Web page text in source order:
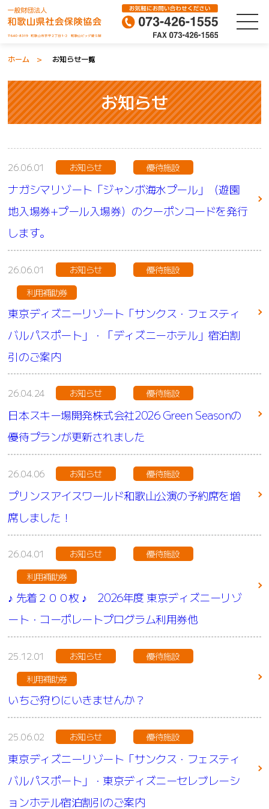
ホーム お知らせ一覧
お知らせ
26.06.01 お知らせ 優待施設
ナガシマリゾート「ジャンボ海水プール」（遊園
地入場券+プール入場券）のクーポンコードを発行
します。
26.06.01 お知らせ
優待施設
利用補助券
東京ディズニーリゾート「サンクス・フェスティ
バルパスポート」・「ディズニーホテル」宿泊割
引のご案内
26.04.24 お知らせ 優待施設
日本スキー場開発株式会社2026 Green Seasonの
優待プランが更新されました
26.04.06 お知らせ 優待施設
プリンスアイスワールド和歌山公演の予約席を増
席しました！
26.04.01 お知らせ
優待施設
利用補助券
♪ 先着２００枚 ♪ 2026年度 東京ディズニーリゾ
ート・コーポレートプログラム利用券他
25.12.01 お知らせ
優待施設
利用補助券
いちご狩りにいきませんか？
25.06.02 お知らせ 優待施設
東京ディズニーリゾート「サンクス・フェスティ
バルパスポート」・東京ディズニーセレブレーシ
ョンホテル宿泊割引のご案内